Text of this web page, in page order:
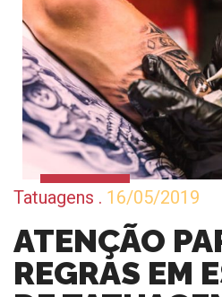
Tatuagens . 16/05/2019
ATENÇÃO
REGRAS EM